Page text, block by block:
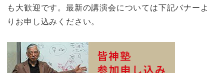
も大歓迎です。最新の講演会については下記バナーよ
りお申し込みください。